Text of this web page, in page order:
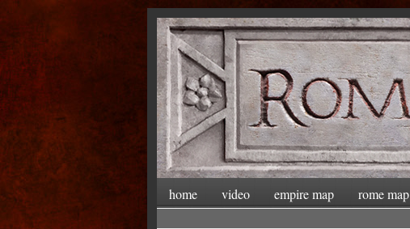
home video empire map rome map